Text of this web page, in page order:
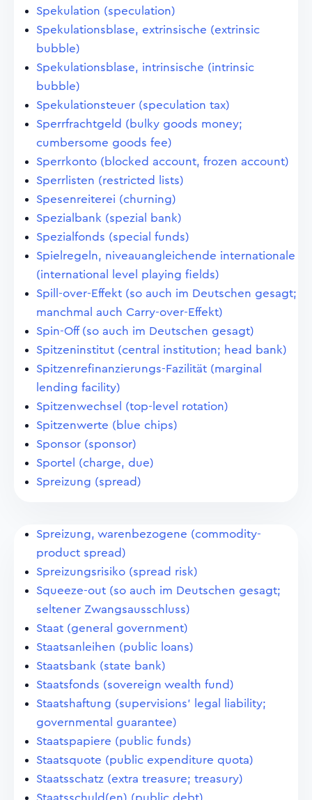
Spekulation (speculation)
Spekulationsblase, extrinsische (extrinsic
bubble)
Spekulationsblase, intrinsische (intrinsic
bubble)
Spekulationsteuer (speculation tax)
Sperrfrachtgeld (bulky goods money;
cumbersome goods fee)
Sperrkonto (blocked account, frozen account)
Sperrlisten (restricted lists)
Spesenreiterei (churning)
Spezialbank (spezial bank)
Spezialfonds (special funds)
Spielregeln, niveauangleichende internationale
(international level playing fields)
Spill-over-Effekt (so auch im Deutschen gesagt;
manchmal auch Carry-over-Effekt)
Spin-Off (so auch im Deutschen gesagt)
Spitzeninstitut (central institution; head bank)
Spitzenrefinanzierungs-Fazilität (marginal
lending facility)
Spitzenwechsel (top-level rotation)
Spitzenwerte (blue chips)
Sponsor (sponsor)
Sportel (charge, due)
Spreizung (spread)
Spreizung, warenbezogene (commodity-
product spread)
Spreizungsrisiko (spread risk)
Squeeze-out (so auch im Deutschen gesagt;
seltener Zwangsausschluss)
Staat (general government)
Staatsanleihen (public loans)
Staatsbank (state bank)
Staatsfonds (sovereign wealth fund)
Staatshaftung (supervisions' legal liability;
governmental guarantee)
Staatspapiere (public funds)
Staatsquote (public expenditure quota)
Staatsschatz (extra treasure; treasury)
Staatsschuld(en) (public debt)